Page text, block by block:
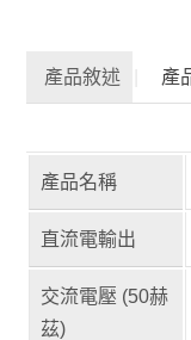
產品敘述 產
產品名稱
直流電輸出
交流電壓 (50赫
茲)